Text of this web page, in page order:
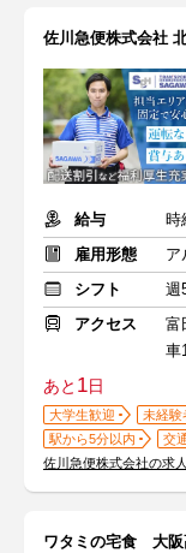
佐川急便株式会社
給与
時
雇用形態
ア
シフト
週
アクセス
富
車
あと 1日
大学生歓迎 未経験
駅から5分以内
交
佐川急便株式会社の求
ワタミの宅食 大阪